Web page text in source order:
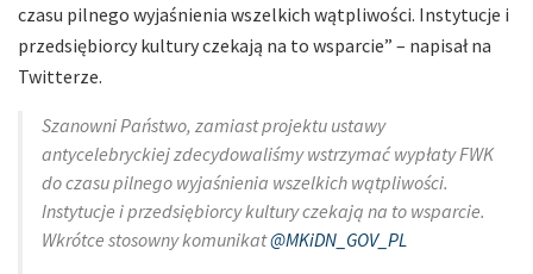
czasu pilnego wyjaśnienia wszelkich wątpliwości. Instytucje i
przedsiębiorcy kultury czekają na to wsparcie” – napisał na
Twitterze.
Szanowni Państwo, zamiast projektu ustawy
antycelebryckiej zdecydowaliśmy wstrzymać wypłaty FWK
do czasu pilnego wyjaśnienia wszelkich wątpliwości.
Instytucje i przedsiębiorcy kultury czekają na to wsparcie.
Wkrótce stosowny komunikat@MKiDN_GOV_PL